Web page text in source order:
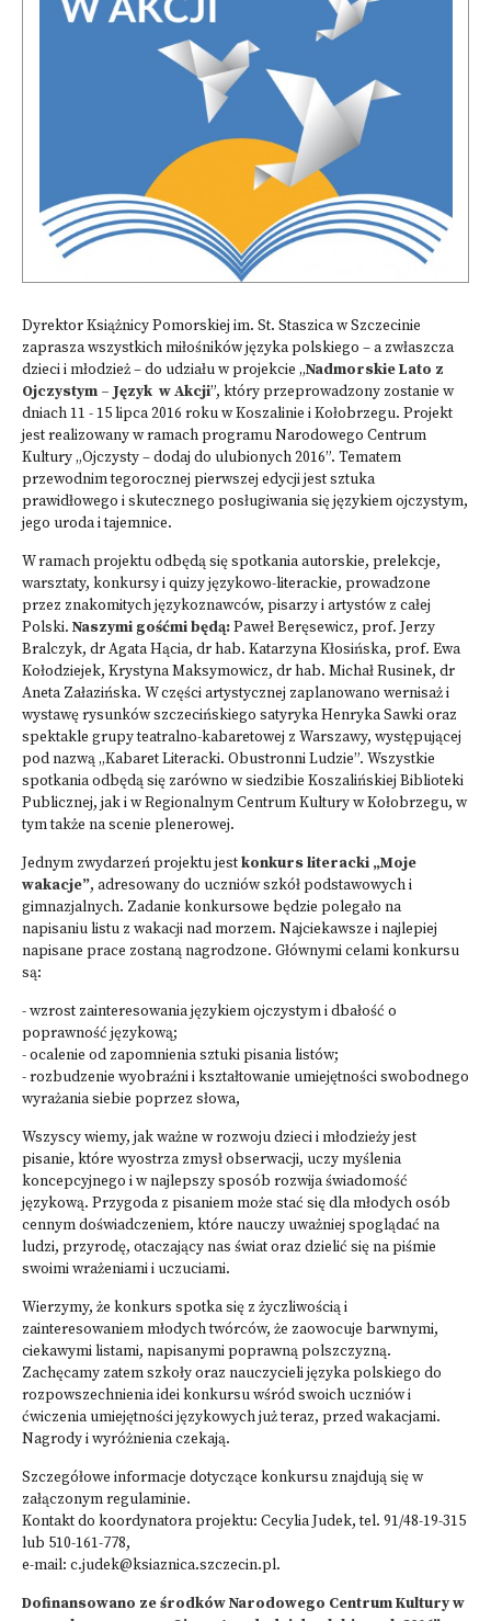
Dyrektor Książnicy Pomorskiej im. St. Staszica w Szczecinie
zaprasza wszystkich miłośników języka polskiego – a zwłaszcza
dzieci i młodzież – do udziału w projekcie „Nadmorskie Lato z
Ojczystym – Język w Akcji”, który przeprowadzony zostanie w
dniach 11 - 15 lipca 2016 roku w Koszalinie i Kołobrzegu. Projekt
jest realizowany w ramach programu Narodowego Centrum
Kultury „Ojczysty – dodaj do ulubionych 2016”. Tematem
przewodnim tegorocznej pierwszej edycji jest sztuka
prawidłowego i skutecznego posługiwania się językiem ojczystym,
jego uroda i tajemnice.
W ramach projektu odbędą się spotkania autorskie, prelekcje,
warsztaty, konkursy i quizy językowo-literackie, prowadzone
przez znakomitych językoznawców, pisarzy i artystów z całej
Polski. Naszymi gośćmi będą:Paweł Beręsewicz, prof. Jerzy
Bralczyk, dr Agata Hącia, dr hab. Katarzyna Kłosińska, prof. Ewa
Kołodziejek, Krystyna Maksymowicz, dr hab. Michał Rusinek, dr
Aneta Załazińska. W części artystycznej zaplanowano wernisaż i
wystawę rysunków szczecińskiego satyryka Henryka Sawki oraz
spektakle grupy teatralno-kabaretowej z Warszawy, występującej
pod nazwą „Kabaret Literacki. Obustronni Ludzie”. Wszystkie
spotkania odbędą się zarówno w siedzibie Koszalińskiej Biblioteki
Publicznej, jak i w Regionalnym Centrum Kultury w Kołobrzegu, w
tym także na scenie plenerowej.
Jednym zwydarzeń projektu jestkonkurs literacki „Moje
wakacje”, adresowany do uczniów szkół podstawowych i
gimnazjalnych. Zadanie konkursowe będzie polegało na
napisaniu listu z wakacji nad morzem. Najciekawsze i najlepiej
napisane prace zostaną nagrodzone. Głównymi celami konkursu
są:
- wzrost zainteresowania językiem ojczystym i dbałość o
poprawność językową;
- ocalenie od zapomnienia sztuki pisania listów;
- rozbudzenie wyobraźni i kształtowanie umiejętności swobodnego
wyrażania siebie poprzez słowa,
Wszyscy wiemy, jak ważne w rozwoju dzieci i młodzieży jest
pisanie, które wyostrza zmysł obserwacji, uczy myślenia
koncepcyjnego i w najlepszy sposób rozwija świadomość
językową. Przygoda z pisaniem może stać się dla młodych osób
cennym doświadczeniem, które nauczy uważniej spoglądać na
ludzi, przyrodę, otaczający nas świat oraz dzielić się na piśmie
swoimi wrażeniami i uczuciami.
Wierzymy, że konkurs spotka się z życzliwością i
zainteresowaniem młodych twórców, że zaowocuje barwnymi,
ciekawymi listami, napisanymi poprawną polszczyzną.
Zachęcamy zatem szkoły oraz nauczycieli języka polskiego do
rozpowszechnienia idei konkursu wśród swoich uczniów i
ćwiczenia umiejętności językowych już teraz, przed wakacjami.
Nagrody i wyróżnienia czekają.
Szczegółowe informacje dotyczące konkursu znajdują się w
załączonym regulaminie.
Kontakt do koordynatora projektu: Cecylia Judek, tel. 91/48-19-315
lub 510-161-778,
e-mail: c.judek@ksiaznica.szczecin.pl.
Dofinansowano ze środków Narodowego Centrum Kultury w